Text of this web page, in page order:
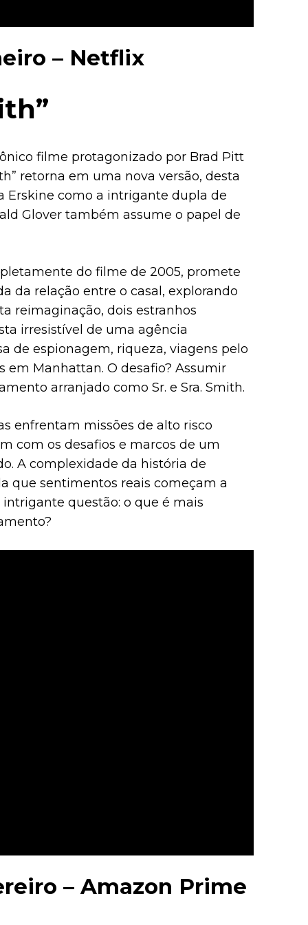
– Netflix
filme protagonizado por Brad Pitt
retorna em uma nova versão, desta
Erskine como a intrigante dupla de
Glover também assume o papel de
do filme de 2005, promete
da relação entre o casal, explorando
reimaginação, dois estranhos
irresistível de uma agência
de espionagem, riqueza, viagens pelo
em Manhattan. O desafio? Assumir
arranjado como Sr. e Sra. Smith.
enfrentam missões de alto risco
com os desafios e marcos de um
A complexidade da história de
que sentimentos reais começam a
questão: o que é mais
– Amazon Prime